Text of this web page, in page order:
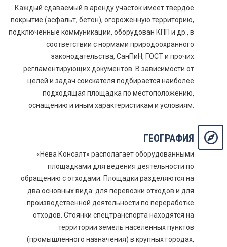
Каждый сдаваемый в аренду участок имеет твердое
покрытие (асфальт, бетон), огороженную территорию,
подключенные коммуникации, оборудован КПП и др., в
соответствии с нормами природоохранного
законодательства, СанПиН, ГОСТ и прочих
регламентирующих документов. В зависимости от
целей и задач соискателя подбирается наиболее
подходящая площадка по местоположению,
оснащению и иным характеристикам и условиям.
ГЕОГРАФИЯ
«Нева Консалт» располагает оборудованными
площадками для ведения деятельности по
обращению с отходами. Площадки разделяются на
два основных вида: для перевозки отходов и для
производственной деятельности по переработке
отходов. Стоянки спецтранспорта находятся на
территории земель населенных пунктов
(промышленного назначения) в крупных городах,